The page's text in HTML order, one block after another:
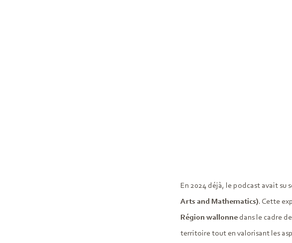
En 2024 déjà, le podcast avait su
Arts and Mathematics). Cette
Région wallonnedans le cadre
territoire tout en valorisant les